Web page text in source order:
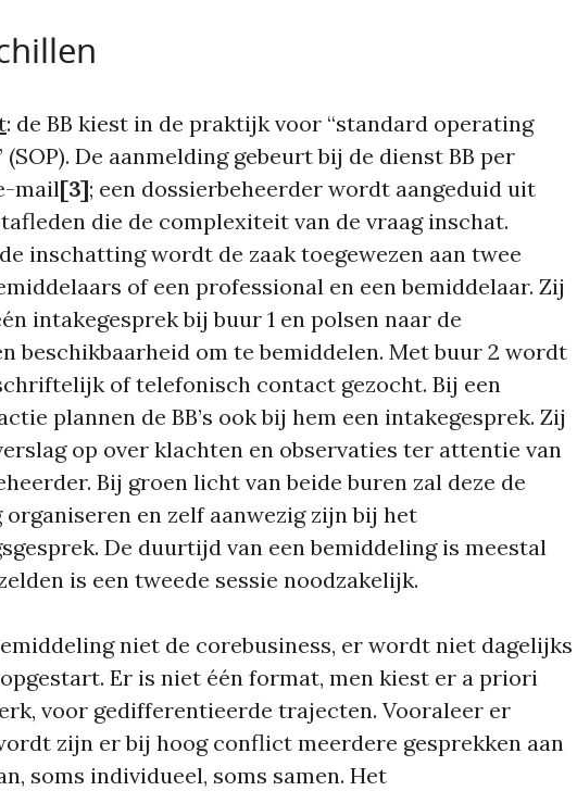
: de BB kiest in de praktijk voor “standard operating
De aanmelding gebeurt bij de dienst BB per
mail[3]; een dossierbeheerder wordt aangeduid uit
die de complexiteit van de vraag inschat.
inschatting wordt de zaak toegewezen aan twee
of een professional en een bemiddelaar. Zij
intakegesprek bij buur 1 en polsen naar de
beschikbaarheid om te bemiddelen. Met buur 2 wordt
of telefonisch contact gezocht. Bij een
plannen de BB’s ook bij hem een intakegesprek. Zij
op over klachten en observaties ter attentie van
Bij groen licht van beide buren zal deze de
en zelf aanwezig zijn bij het
De duurtijd van een bemiddeling is meestal
is een tweede sessie noodzakelijk.
niet de corebusiness, er wordt niet dagelijks
Er is niet één format, men kiest er a priori
voor gedifferentieerde trajecten. Vooraleer er
zijn er bij hoog conflict meerdere gesprekken aan
soms individueel, soms samen. Het